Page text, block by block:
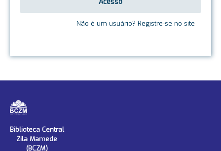
Acesso
Não é um usuário? Registre-se no site
Biblioteca Central
Zila Mamede
(BCZM)